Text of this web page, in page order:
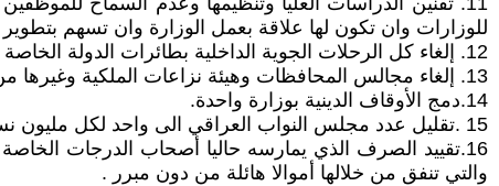
للوزارات وان تكون لها علاقة بعمل الوزارة وان تسهم بتطوير
12. إلغاء كل الرحلات الجوية الداخلية بطائرات الدولة الخاصة للمسؤولين
13. إلغاء مجالس المحافظات وهيئة نزاعات الملكية وغيرها من الهيئات غير الضرورية
14.دمج الأوقاف الدينية بوزارة واحدة.
15 .تقليل عدد مجلس النواب العراقي الى واحد لكل مليون نسمة بدلا من واحد لكل 100 الف
16.تقييد الصرف الذي يمارسه حاليا أصحاب الدرجات
والتي تنفق من خلالها أموالا هائلة من دون مبرر .